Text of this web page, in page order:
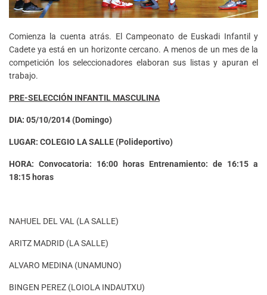
Comienza la cuenta atrás. El Campeonato de Euskadi Infantil y
Cadete ya está en un horizonte cercano. A menos de un mes de la
competición los seleccionadores elaboran sus listas y apuran el
trabajo.
PRE-SELECCIÓN INFANTIL MASCULINA
DIA: 05/10/2014 (Domingo)
LUGAR: COLEGIO LA SALLE (Polideportivo)
HORA: Convocatoria: 16:00 horas Entrenamiento: de 16:15 a
18:15 horas
NAHUEL DEL VAL (LA SALLE)
ARITZ MADRID (LA SALLE)
ALVARO MEDINA (UNAMUNO)
BINGEN PEREZ (LOIOLA INDAUTXU)